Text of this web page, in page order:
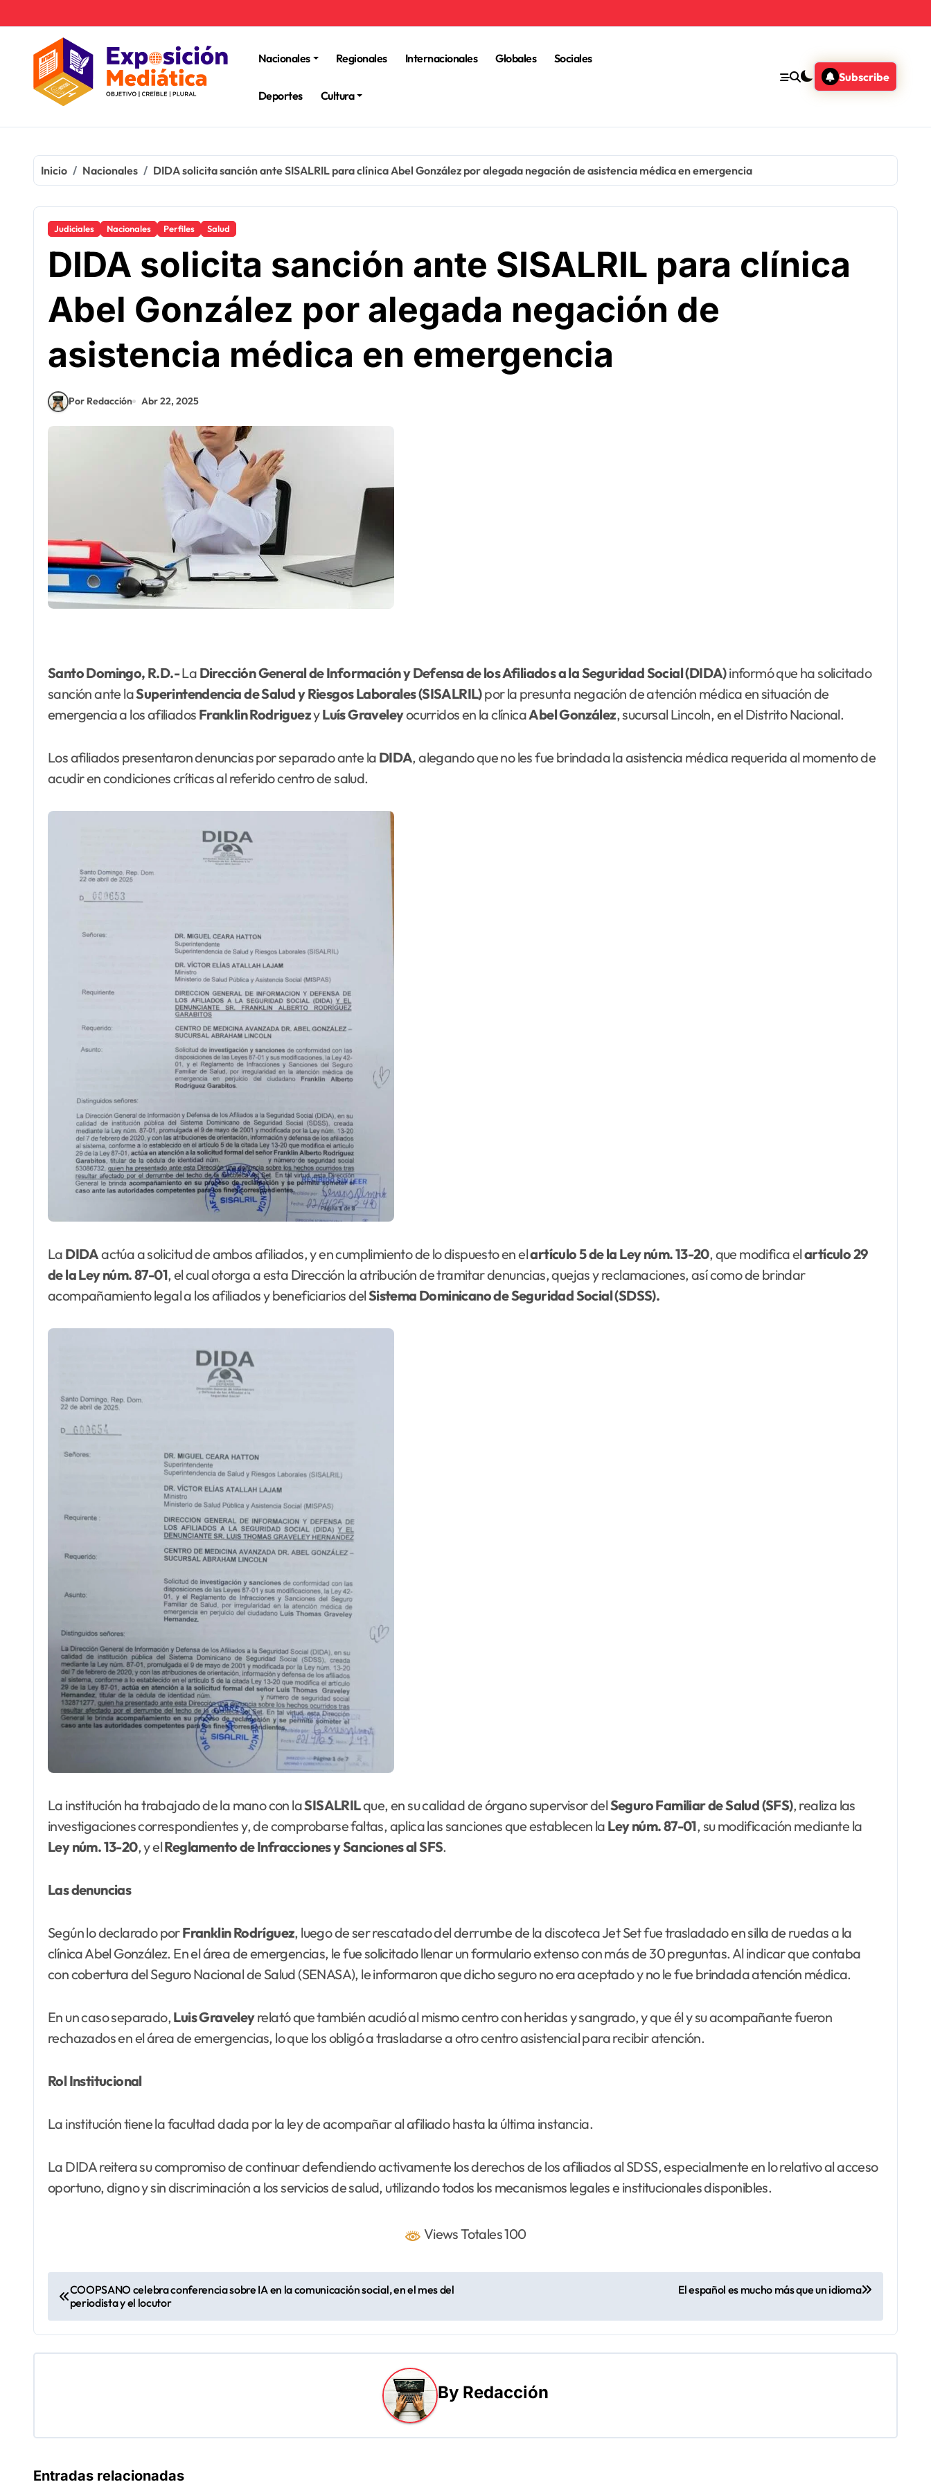
Nacionales
Regionales Internacionales Globales Sociales
Deportes Cultura
Subscribe
Inicio Nacionales DIDA solicita sanción ante SISALRIL para clínica Abel González por alegada negación de asistencia médica en emergencia
Judiciales Nacionales Perfiles Salud
DIDA solicita sanción ante SISALRIL para clínica
Abel González por alegada negación de
asistencia médica en emergencia
Por Redacción Abr 22, 2025
Santo Domingo, R.D.-La Dirección General de Información y Defensa de los Afiliados a la Seguridad Social (DIDA)informó que ha solicitado
sanción ante laSuperintendencia de Salud y Riesgos Laborales (SISALRIL)por la presunta negación de atención médica en situación de
emergencia a los afiliados FranklinRodriguezyLuís Graveleyocurridos en la clínicaAbel González, sucursal Lincoln, en el Distrito Nacional.
Los afiliados presentaron denuncias por separado ante la DIDA, alegando que no les fue brindada la asistencia médica requerida al momento de
acudir en condiciones críticas al referido centro de salud.
La DIDAactúa a solicitud de ambos afiliados, y en cumplimiento de lo dispuesto en elartículo 5 de la Leynúm. 13-20, que modifica elartículo 29
de la Ley núm. 87-01, el cual otorga a esta Dirección la atribución de tramitar denuncias, quejas y reclamaciones, así como de brindar
acompañamiento legal a los afiliados y beneficiarios delSistema Dominicano de Seguridad Social (SDSS).
La institución ha trabajado de la mano con laSISALRILque, en su calidad de órgano supervisor delSeguro Familiarde Salud (SFS), realiza las
investigaciones correspondientes y, de comprobarse faltas, aplica las sanciones que establecen la Ley núm.87-01, su modificación mediante la
Leynúm. 13-20, y elReglamento de Infracciones y Sanciones al SFS.
Las denuncias
Según lo declarado porFranklinRodríguez, luego de ser rescatado del derrumbe de la discoteca Jet Set fue trasladado en silla de ruedas a la
clínica Abel González. En el área de emergencias, le fue solicitado llenar un formulario extenso con más de 30 preguntas. Al indicar que contaba
con cobertura del Seguro Nacional de Salud (SENASA), le informaron que dicho seguro no era aceptado y no le fue brindada atención médica.
En un caso separado, Luis Graveleyrelató que también acudió al mismo centro con heridas y sangrado, y que él y su acompañante fueron
rechazados en el área de emergencias, lo que los obligó a trasladarse a otro centro asistencial para recibir atención.
Rol Institucional
La institución tiene la facultad dada por la ley de acompañar al afiliado hasta la última instancia.
La DIDA reitera su compromiso de continuar defendiendo activamente los derechos de los afiliados al SDSS, especialmente en lo relativo al acceso
oportuno, digno y sin discriminación a los servicios de salud, utilizando todos los mecanismos legales e institucionales disponibles.
Views Totales 100
N
a
v
COOPSANO celebra conferencia sobre IA en la comunicación social, en el mes del
periodista y el locutor
El español es mucho más que un idioma
By Redacción
Entradas relacionadas